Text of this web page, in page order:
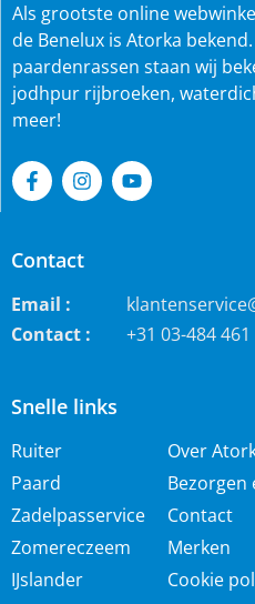
Snelle links
Ruiter
Paard
Zadelpasservice
Zomereczeem
IJslander
Over
Bezorgen
Contact
Merken
Cookie
Als grootste online
de Benelux is Atorka
paardenrassen staan wij
jodhpur rijbroeken,
meer!
Contact
Email :
Contact :
+31 03-484 461